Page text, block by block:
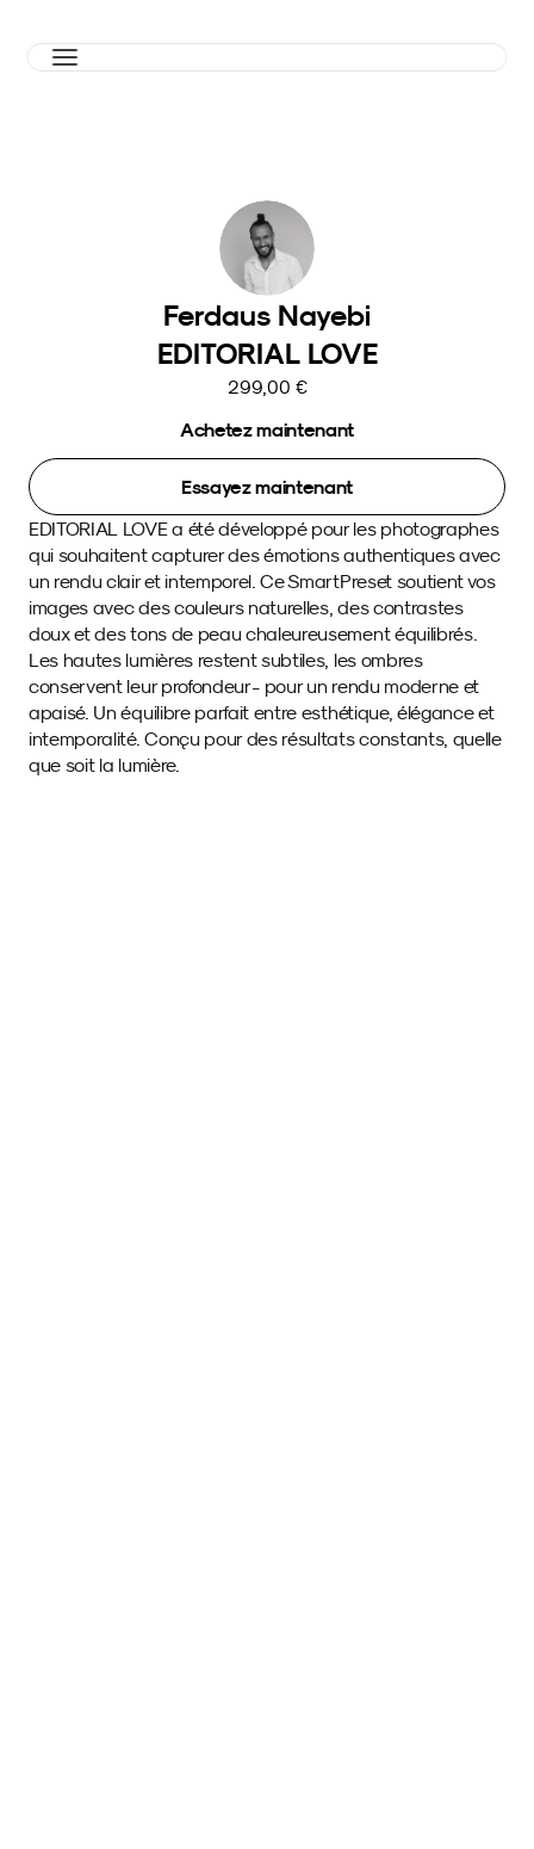
Ferdaus Nayebi
EDITORIAL LOVE
299,00 €
Achetez maintenant
Essayez maintenant
EDITORIAL LOVE a été développé pour les photographes
qui souhaitent capturer des émotions authentiques avec
un rendu clair et intemporel. Ce SmartPreset soutient vos
images avec des couleurs naturelles, des contrastes
doux et des tons de peau chaleureusement équilibrés.
Les hautes lumières restent subtiles, les ombres
conservent leur profondeur - pour un rendu moderne et
apaisé. Un équilibre parfait entre esthétique, élégance et
intemporalité. Conçu pour des résultats constants, quelle
que soit la lumière.